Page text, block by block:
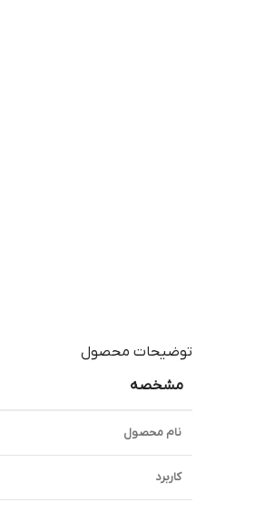
توضیحات محصول
مشخصه
نام محصول
کاربرد